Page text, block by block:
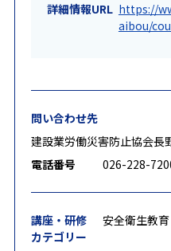
詳細情報URL https://
aibou/
問い合わせ先
建設業労働災害防止協会長
電話番号
026-228-
講座・研修
カテゴリー
安全衛生教育